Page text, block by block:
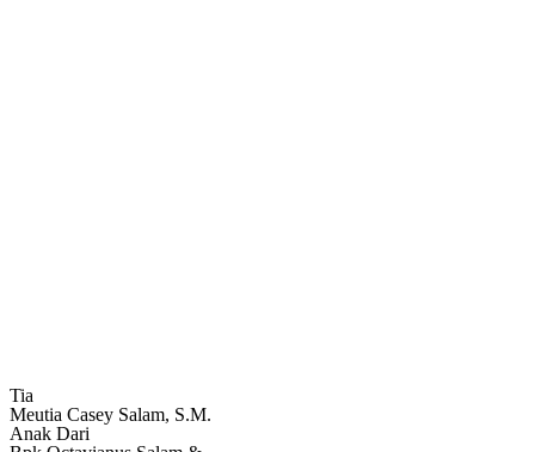
Tia
Meutia Casey Salam, S.M.
Anak Dari